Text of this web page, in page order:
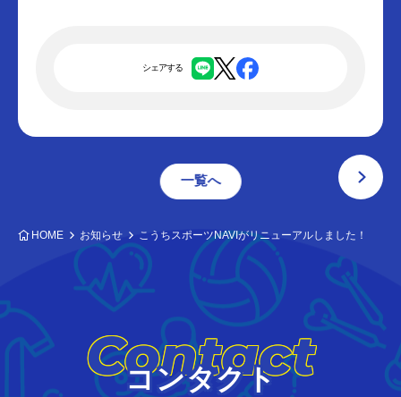
シェアする
一覧へ
HOME お知らせ こうちスポーツNAVIがリニューアルしました！
Contact
コンタクト